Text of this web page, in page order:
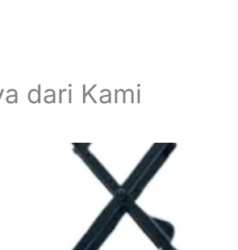
dari Kami